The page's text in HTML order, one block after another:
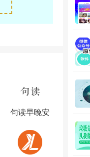
句读早晚安